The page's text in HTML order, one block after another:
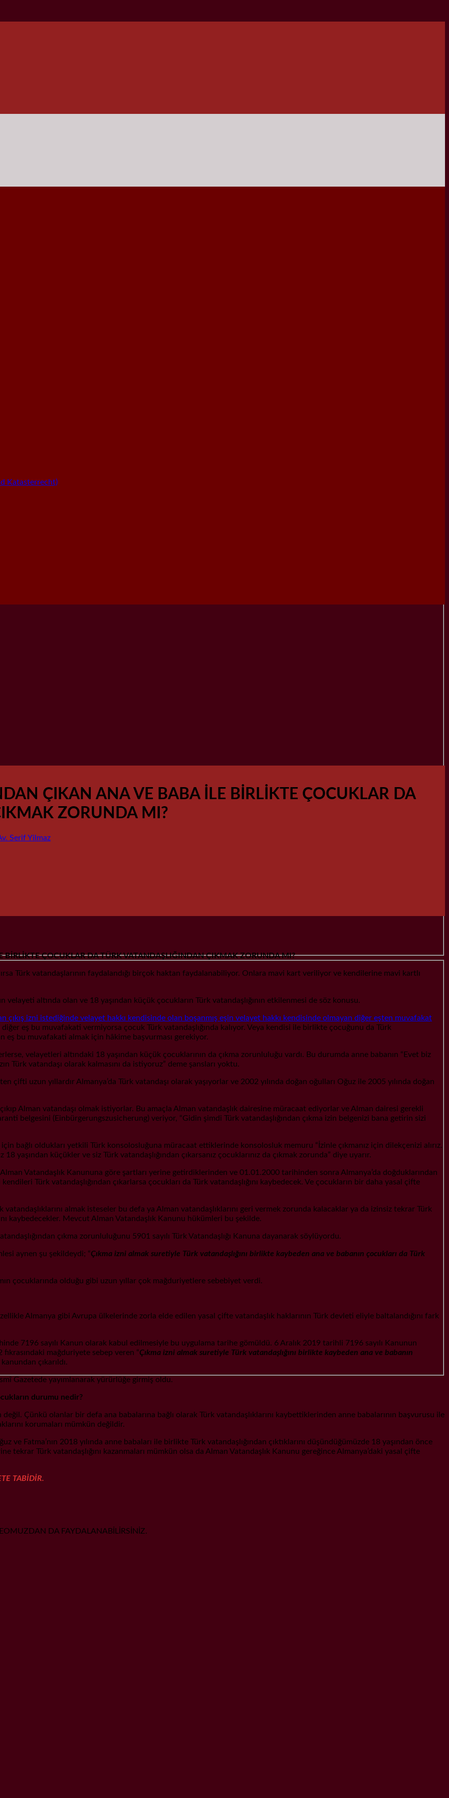
Katasterrecht)
ÇIKAN ANA VE BABA İLE BİRLİKTE ÇOCUKLAR DA
ZORUNDA MI?
Serif Yilmaz
BİRLİKTE ÇOCUKLAR DA TÜRK VATANDAŞLIĞINDAN ÇIKMAK ZORUNDA MI?
Türk vatandaşlarının faydalandığı birçok haktan faydalanabiliyor. Onlara mavi kart veriliyor ve kendilerine mavi kartlı
velayeti altında olan ve 18 yaşından küçük çocukların Türk vatandaşlığının etkilenmesi de söz konusu.
çıkış izni istediğinde velayet hakkı kendisinde olan boşanmış eşin velayet hakkı kendisinde olmayan diğer eşten muvafakat
eş bu muvafakati vermiyorsa çocuk Türk vatandaşlığında kalıyor. Veya kendisi ile birlikte çocuğunu da Türk
eş bu muvafakati almak için hâkime başvurması gerekiyor.
velayetleri altındaki 18 yaşından küçük çocuklarının da çıkma zorunluluğu vardı. Bu durumda anne babanın “Evet biz
Türk vatandaşı olarak kalmasını da istiyoruz” deme şansları yoktu.
çifti uzun yıllardır Almanya’da Türk vatandaşı olarak yaşıyorlar ve 2002 yılında doğan oğulları Oğuz ile 2005 yılında doğan
Alman vatandaşı olmak istiyorlar. Bu amaçla Alman vatandaşlık dairesine müracaat ediyorlar ve Alman dairesi gerekli
belgesini (Einbürgerungszusicherung) veriyor, “Gidin şimdi Türk vatandaşlığından çıkma izin belgenizi bana getirin sizi
bağlı oldukları yetkili Türk konsolosluğuna müracaat ettiklerinde konsolosluk memuru “İzinle çıkmanız için dilekçenizi alırız.
yaşından küçükler ve siz Türk vatandaşlığından çıkarsanız çocuklarınız da çıkmak zorunda” diye uyarır.
Vatandaşlık Kanununa göre şartları yerine getirdiklerinden ve 01.01.2000 tarihinden sonra Almanya’da doğduklarından
Türk vatandaşlığından çıkarlarsa çocukları da Türk vatandaşlığını kaybedecek. Ve çocukların bir daha yasal çifte
vatandaşlıklarını almak isteseler bu defa ya Alman vatandaşlıklarını geri vermek zorunda kalacaklar ya da izinsiz tekrar Türk
kaybedecekler. Mevcut Alman Vatandaşlık Kanunu hükümleri bu şekilde.
çıkma zorunluluğunu 5901 sayılı Türk Vatandaşlığı Kanuna dayanarak söylüyordu.
aynen şu şekildeydi; “Çıkma izni almak suretiyle Türk vatandaşlığını birlikte kaybeden ana ve babanın çocukları da Türk
çocuklarında olduğu gibi uzun yıllar çok mağduriyetlere sebebiyet verdi.
Almanya gibi Avrupa ülkelerinde zorla elde edilen yasal çifte vatandaşlık haklarının Türk devleti eliyle baltalandığını fark
7196 sayılı Kanun olarak kabul edilmesiyle bu uygulama tarihe gömüldü. 6 Aralık 2019 tarihli 7196 sayılı Kanunun
fıkrasındaki mağduriyete sebep veren “Çıkma izni almak suretiyle Türk vatandaşlığını birlikte kaybeden ana ve babanın
çıkarıldı.
Gazetede yayımlanarak yürürlüğe girmiş oldu.
durumu nedir?
Çünkü olanlar bir defa ana babalarına bağlı olarak Türk vatandaşlıklarını kaybettiklerinden anne babalarının başvurusu ile
korumaları mümkün değildir.
ve Fatma’nın 2018 yılında anne babaları ile birlikte Türk vatandaşlığından çıktıklarını düşündüğümüzde 18 yaşından önce
tekrar Türk vatandaşlığını kazanmaları mümkün olsa da Alman Vatandaşlık Kanunu gereğince Almanya’daki yasal çifte
TABİDİR.
DA FAYDALANABİLİRSİNİZ.